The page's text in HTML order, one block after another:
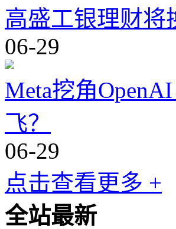
高盛工银理财将
06-29
Meta挖角
飞？
06-29
点击查看更多 +
全站最新